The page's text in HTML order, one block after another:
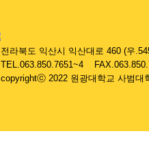
전라북도 익산시 익산대로 460 (우
TEL.063.850.7651~4
copyrightⓒ 2022 원광대학교 사범대